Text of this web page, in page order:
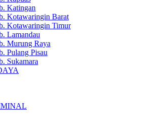
Katingan
Kotawaringin Barat
Kotawaringin Timur
Lamandau
Murung Raya
Pulang Pisau
Sukamara